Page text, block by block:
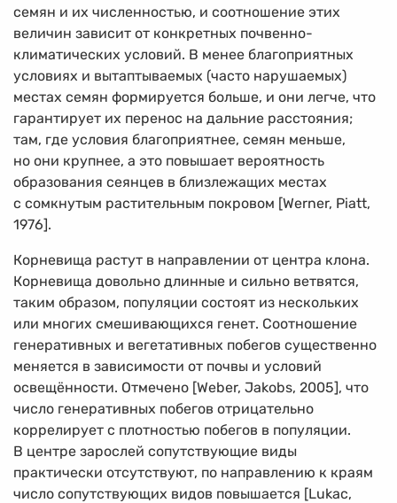
семян и их численностью, и соотношение этих
величин зависит от конкретных почвенно-
климатических условий. В менее благоприятных
условиях и вытаптываемых (часто нарушаемых)
местах семян формируется больше, и они легче, что
гарантирует их перенос на дальние расстояния;
там, где условия благоприятнее, семян меньше,
но они крупнее, а это повышает вероятность
образования сеянцев в близлежащих местах
с сомкнутым растительным покровом [Werner, Piatt,
1976].
Корневища растут в направлении от центра клона.
Корневища довольно длинные и сильно ветвятся,
таким образом, популяции состоят из нескольких
или многих смешивающихся генет. Соотношение
генеративных и вегетативных побегов существенно
меняется в зависимости от почвы и условий
освещённости. Отмечено [Weber, Jakobs, 2005], что
число генеративных побегов отрицательно
коррелирует с плотностью побегов в популяции.
В центре зарослей сопутствующие виды
практически отсутствуют, по направлению к краям
число сопутствующих видов повышается [Lukac,